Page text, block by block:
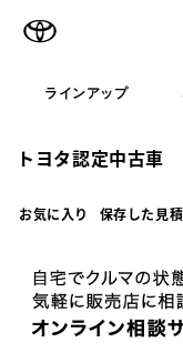
ラインアップ
トヨタ認定中古車
お気に入り 保存した見